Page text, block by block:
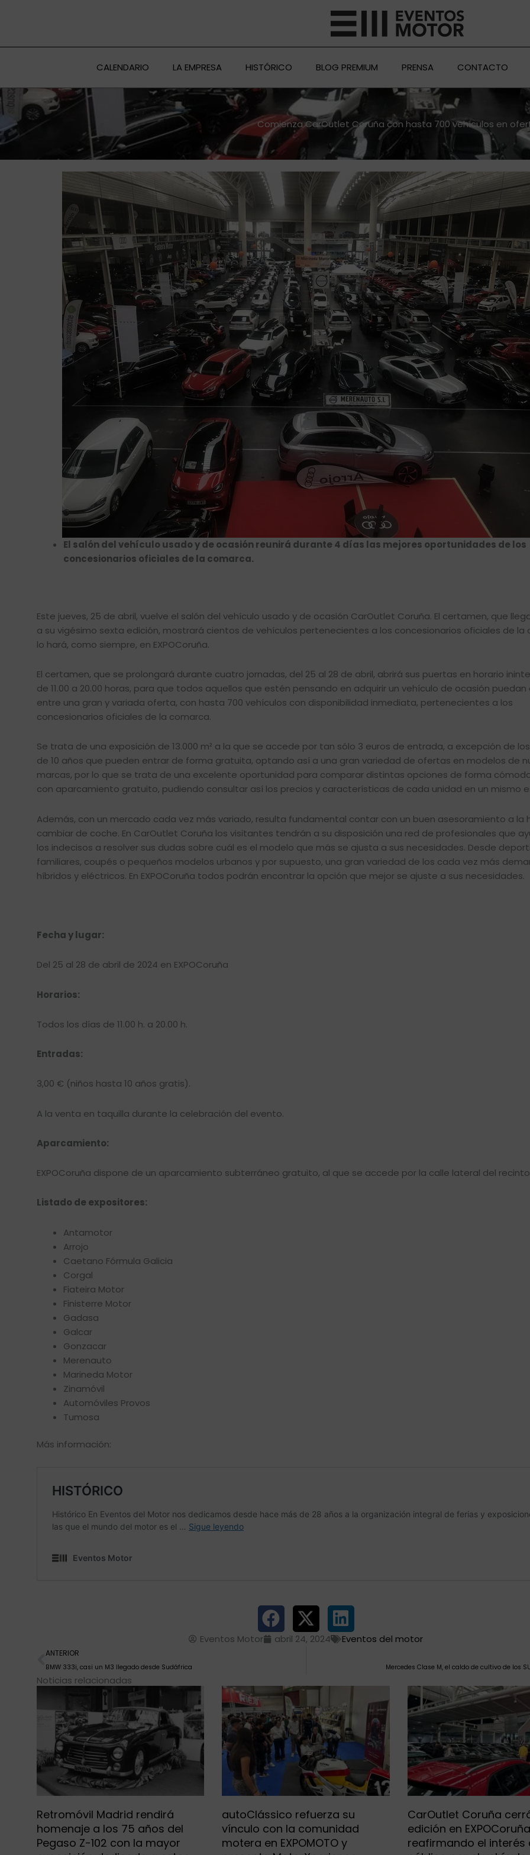
CALENDARIO LA EMPRESA HISTÓRICO BLOG PREMIUM PRENSA CONTACTO
Comienza CarOutlet Coruña con hasta 700 vehículos en
El salón del vehículo usado y de ocasión reunirá durante 4 días las mejores oportunidades de los
concesionarios oficiales de la comarca.
Este jueves, 25 de abril, vuelve el salón del vehículo usado y de ocasión CarOutlet Coruña. El certamen, que
a su vigésimo sexta edición, mostrará cientos de vehículos pertenecientes a los concesionarios oficiales de la
lo hará, como siempre, en EXPOCoruña.
El certamen, que se prolongará durante cuatro jornadas, del 25 al 28 de abril, abrirá sus puertas en horario
de 11.00 a 20.00 horas, para que todos aquellos que estén pensando en adquirir un vehículo de ocasión
entre una gran y variada oferta, con hasta 700 vehículos con disponibilidad inmediata, pertenecientes a los
concesionarios oficiales de la comarca.
Se trata de una exposición de 13.000 m² a la que se accede por tan sólo 3 euros de entrada, a excepción de
de 10 años que pueden entrar de forma gratuita, optando así a una gran variedad de ofertas en modelos de
marcas, por lo que se trata de una excelente oportunidad para comparar distintas opciones de forma
con aparcamiento gratuito, pudiendo consultar así los precios y características de cada unidad en un mismo
Además, con un mercado cada vez más variado, resulta fundamental contar con un buen asesoramiento a la
cambiar de coche. En CarOutlet Coruña los visitantes tendrán a su disposición una red de profesionales que
los indecisos a resolver sus dudas sobre cuál es el modelo que más se ajusta a sus necesidades. Desde
familiares, coupés o pequeños modelos urbanos y por supuesto, una gran variedad de los cada vez más
híbridos y eléctricos. En EXPOCoruña todos podrán encontrar la opción que mejor se ajuste a sus necesidades.
Fecha y lugar:
Del 25 al 28 de abril de 2024 en EXPOCoruña
Horarios:
Todos los días de 11.00 h. a 20.00 h.
Entradas:
3,00 € (niños hasta 10 años gratis).
A la venta en taquilla durante la celebración del evento.
Aparcamiento:
EXPOCoruña dispone de un aparcamiento subterráneo gratuito, al que se accede por la calle lateral del
Listado de expositores:
Antamotor
Arrojo
Caetano Fórmula Galicia
Corgal
Fiateira Motor
Finisterre Motor
Gadasa
Galcar
Gonzacar
Merenauto
Marineda Motor
Zinamóvil
Automóviles Provos
Tumosa
Más información:
Eventos Motor abril 24, 2024 Eventos del motor
Ant
ANTERIOR
BMW 333i, casi un M3 llegado desde Sudáfrica Mercedes Clase M, el caldo de cultivo de los
Noticias relacionadas
Retromóvil Madrid rendirá
homenaje a los 75 años del
Pegaso Z-102 con la mayor
autoClássico refuerza su
vínculo con la comunidad
motera en EXPOMOTO y
CarOutlet Coruña
edición en EXPOCoruña
reafirmando el interés